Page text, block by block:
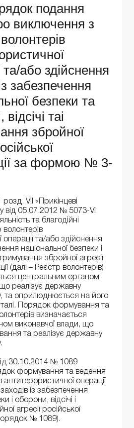
подання
виключення з
та/або здійснення
забезпечення
безпеки та
таі
збройної
за формою № 3-
розд. VII «Прикінцеві
від 05.07.2012 № 5073-VI
та благодійні
волонтерів
та/або здійснення
національної безпеки і
збройної агресії
(далі – Реєстр волонтерів)
центральним органом
реалізує державну
та оприлюднюється на його
Порядок формування та
визначається
виконавчої влади, що
та реалізує державну
30.10.2014 № 1089
формування та ведення
антитерористичної операції
із забезпечення
і оборони, відсічі і
агресії російської
№ 1089).